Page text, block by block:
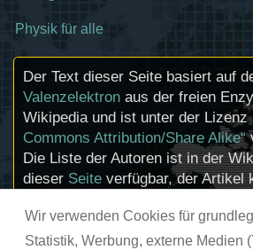
Wir verwenden Cookies für
Statistik, Werbung, externe Medien
Physik für alle
Der Text dieser Seite basiert auf
Valenzelektron aus der freien
Wikipedia und ist unter der Lizenz
Commons Attribution/Share Alike“
Die Liste der Autoren ist in der
dieser Seite verfügbar, der Artikel
Urhebern und zum Lizenzstatus
Mediendateien (etwa Bilder oder